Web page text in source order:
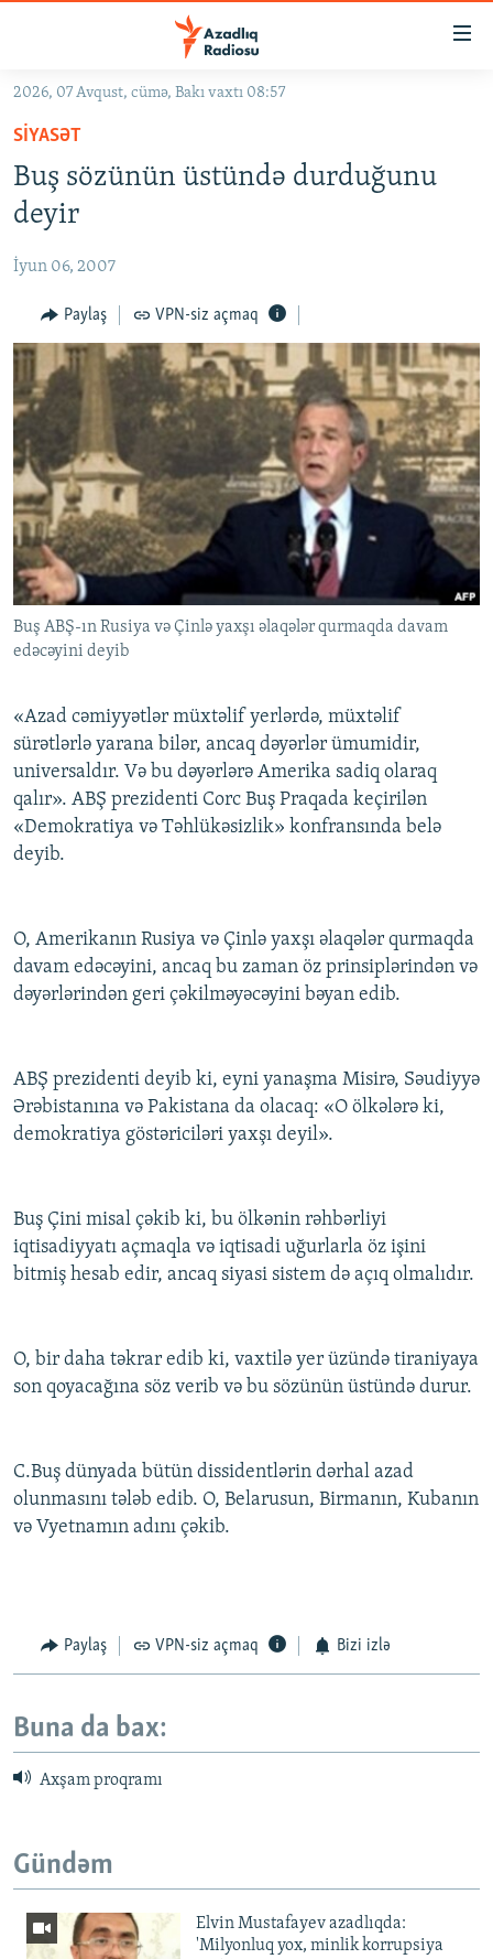
Əsas
qayıt
Əsas
naviqasiyaya
qayıt
Axtarışa
keç
GÜNDƏM
KORRUPSIOMETR
#ƏSLINDƏ
FƏRQƏ BAX
QANUNI DOĞRU
ARAŞDIRMA
MULTIMEDIA
FOTOQALEREYA
İNFOQRAFIKA
KARIKATURA
RADIO ARXIV
OXU ZALI
AZƏRBAYCAN ƏDƏBIYYATI KITABXANASI
İSLAM VƏ DEMOKRATIYA
İZ - MƏDƏNIYYƏT PROQRAMI
HAQQIMIZDA
MISSIYAMIZ
PEŞƏ ETIKASI VƏ JURNALISTIKA STANDARTLARIMIZ
MATERIALLARIMIZDAN ISTIFADƏ
AZADLIQRADIOSU MOBIL TELEFONUNUZDA
XƏBƏR BÜLLETENLƏRIMIZ
BIZI IZLƏ
RFE/RL-in bütün saytları
2026, 07 Avqust, cümə, Bakı vaxtı 08:57
SIYASƏT
Buş sözünün üstündə durduğunu
deyir
İyun 06, 2007
Paylaş VPN-siz açmaq
Buş ABŞ-ın Rusiya və Çinlə yaxşı əlaqələr qurmaqda davam
edəcəyini deyib
«Azad cəmiyyətlər müxtəlif yerlərdə, müxtəlif
sürətlərlə yarana bilər, ancaq dəyərlər ümumidir,
universaldır. Və bu dəyərlərə Amerika sadiq olaraq
qalır». ABŞ prezidenti Corc Buş Praqada keçirilən
«Demokratiya və Təhlükəsizlik» konfransında belə
deyib.
O, Amerikanın Rusiya və Çinlə yaxşı əlaqələr qurmaqda
davam edəcəyini, ancaq bu zaman öz prinsiplərindən və
dəyərlərindən geri çəkilməyəcəyini bəyan edib.
ABŞ prezidenti deyib ki, eyni yanaşma Misirə, Səudiyyə
Ərəbistanına və Pakistana da olacaq: «O ölkələrə ki,
demokratiya göstəriciləri yaxşı deyil».
Buş Çini misal çəkib ki, bu ölkənin rəhbərliyi
iqtisadiyyatı açmaqla və iqtisadi uğurlarla öz işini
bitmiş hesab edir, ancaq siyasi sistem də açıq olmalıdır.
O, bir daha təkrar edib ki, vaxtilə yer üzündə tiraniyaya
son qoyacağına söz verib və bu sözünün üstündə durur.
C.Buş dünyada bütün dissidentlərin dərhal azad
olunmasını tələb edib. O, Belarusun, Birmanın, Kubanın
və Vyetnamın adını çəkib.
Paylaş VPN-siz açmaq Bizi izlə
Buna da bax:
Axşam proqramı
Gündəm
Elvin Mustafayev azadlıqda:
'Milyonluq yox, minlik korrupsiya